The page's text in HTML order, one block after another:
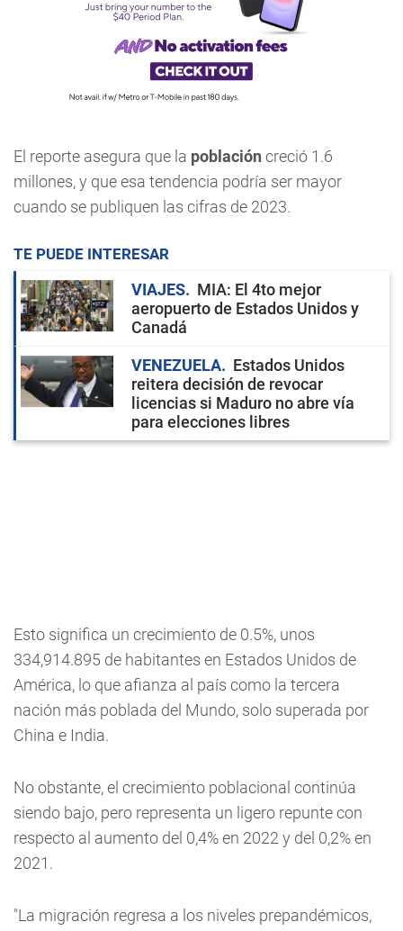
El reporte asegura que la población creció 1.6
millones, y que esa tendencia podría ser mayor
cuando se publiquen las cifras de 2023.
TE PUEDE INTERESAR
VIAJES
MIA: El 4to mejor
aeropuerto de Estados Unidos y
Canadá
VENEZUELA
Estados Unidos
reitera decisión de revocar
licencias si Maduro no abre vía
para elecciones libres
Esto significa un crecimiento de 0.5%, unos
334,914.895 de habitantes en Estados Unidos de
América, lo que afianza al país como la tercera
nación más poblada del Mundo, solo superada por
China e India.
No obstante, el crecimiento poblacional continúa
siendo bajo, pero representa un ligero repunte con
respecto al aumento del 0,4% en 2022 y del 0,2% en
2021.
"La migración regresa a los niveles prepandémicos,